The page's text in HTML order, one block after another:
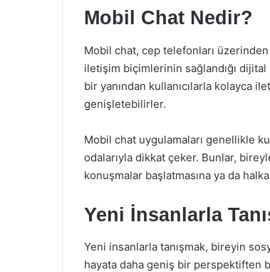
Mobil Chat Nedir?
Mobil chat, cep telefonları
iletişim biçimlerinin sağlandığı
bir yanından kullanıcılarla kolayca
genişletebilirler.
Mobil chat uygulamaları genellikle
odalarıyla dikkat çeker. Bunlar,
konuşmalar başlatmasına ya da
Yeni İnsanlarla
Yeni insanlarla tanışmak, bireyin
hayata daha geniş bir perspektiften